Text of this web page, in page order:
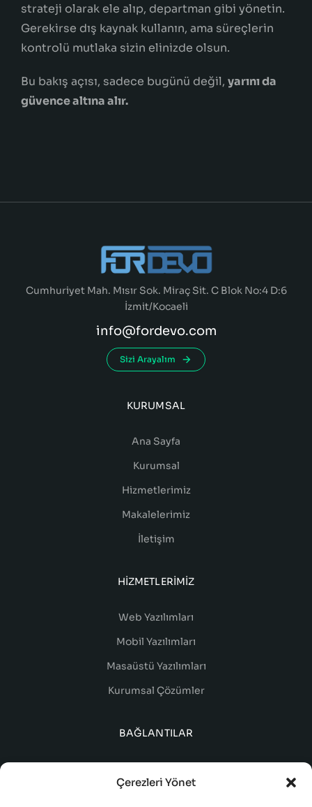
Çerezleri Yönet
strateji olarak ele alıp, departman gibi yönetin.
Gerekirse dış kaynak kullanın, ama süreçlerin
kontrolü mutlaka sizin elinizde olsun.
Bu bakış açısı, sadece bugünü değil, yarını da
güvence altına alır.
Cumhuriyet Mah. Mısır Sok. Miraç Sit. C Blok No:4 D:6
İzmit/Kocaeli
info@fordevo.com
Sizi Arayalım
KURUMSAL
Ana Sayfa
Kurumsal
Hizmetlerimiz
Makalelerimiz
İletişim
HIZMETLERIMIZ
Web Yazılımları
Mobil Yazılımları
Masaüstü Yazılımları
Kurumsal Çözümler
BAĞLANTILAR